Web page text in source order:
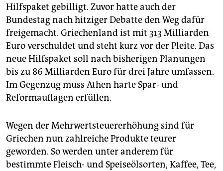
Hilfspaket gebilligt. Zuvor hatte auch der
Bundestag nach hitziger Debatte den Weg dafür
freigemacht. Griechenland ist mit 313 Milliarden
Euro verschuldet und steht kurz vor der Pleite. Das
neue Hilfspaket soll nach bisherigen Planungen
bis zu 86 Milliarden Euro für drei Jahre umfassen.
Im Gegenzug muss Athen harte Spar- und
Reformauflagen erfüllen.
Wegen der Mehrwertsteuererhöhung sind für
Griechen nun zahlreiche Produkte teurer
geworden. So werden unter anderem für
bestimmte Fleisch- und Speiseölsorten, Kaffee, Tee,